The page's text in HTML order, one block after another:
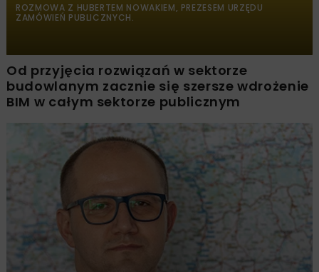
ROZMOWA Z HUBERTEM NOWAKIEM, PREZESEM URZĘDU
ZAMÓWIEŃ PUBLICZNYCH.
Od przyjęcia rozwiązań w sektorze
budowlanym zacznie się szersze wdrożenie
BIM w całym sektorze publicznym